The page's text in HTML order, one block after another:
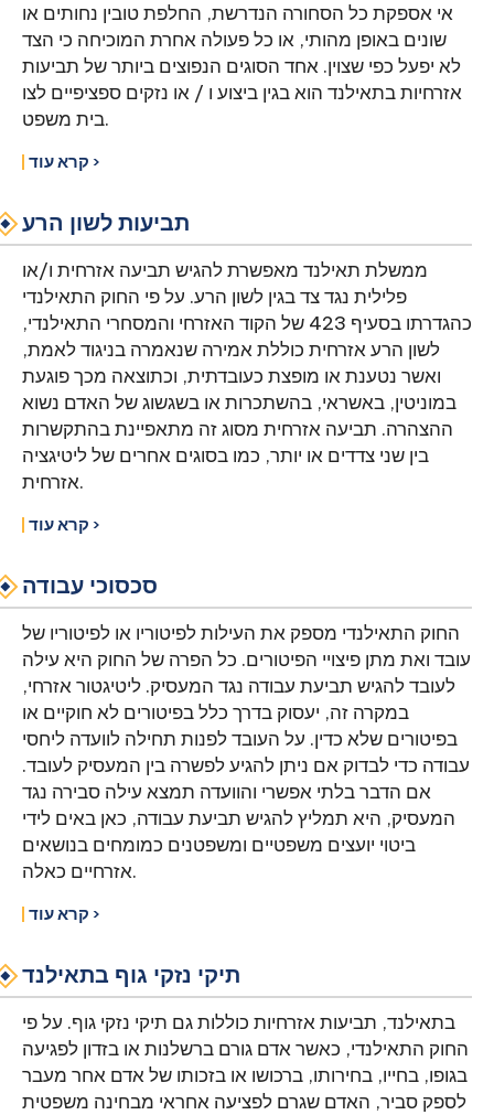
אי אספקת כל הסחורה הנדרשת, החלפת טובין נחותים או
שונים באופן מהותי, או כל פעולה אחרת המוכיחה כי הצד
לא יפעל כפי שצוין. אחד הסוגים הנפוצים ביותר של תביעות
אזרחיות בתאילנד הוא בגין ביצוע ו / או נזקים ספציפיים לצו
בית משפט.
קרא עוד ›
תביעות לשון הרע
ממשלת תאילנד מאפשרת להגיש תביעה אזרחית ו/או
פלילית נגד צד בגין לשון הרע. על פי החוק התאילנדי
כהגדרתו בסעיף 423 של הקוד האזרחי והמסחרי התאילנדי,
לשון הרע אזרחית כוללת אמירה שנאמרה בניגוד לאמת,
ואשר נטענת או מופצת כעובדתית, וכתוצאה מכך פוגעת
במוניטין, באשראי, בהשתכרות או בשגשוג של האדם נשוא
ההצהרה. תביעה אזרחית מסוג זה מתאפיינת בהתקשרות
בין שני צדדים או יותר, כמו בסוגים אחרים של ליטיגציה
אזרחית.
קרא עוד ›
סכסוכי עבודה
החוק התאילנדי מספק את העילות לפיטוריו או לפיטוריו של
עובד ואת מתן פיצויי הפיטורים. כל הפרה של החוק היא עילה
לעובד להגיש תביעת עבודה נגד המעסיק. ליטיגטור אזרחי,
במקרה זה, יעסוק בדרך כלל בפיטורים לא חוקיים או
בפיטורים שלא כדין. על העובד לפנות תחילה לוועדה ליחסי
עבודה כדי לבדוק אם ניתן להגיע לפשרה בין המעסיק לעובד.
אם הדבר בלתי אפשרי והוועדה תמצא עילה סבירה נגד
המעסיק, היא תמליץ להגיש תביעת עבודה, כאן באים לידי
ביטוי יועצים משפטיים ומשפטנים כמומחים בנושאים
אזרחיים כאלה.
קרא עוד ›
תיקי נזקי גוף בתאילנד
בתאילנד, תביעות אזרחיות כוללות גם תיקי נזקי גוף. על פי
החוק התאילנדי, כאשר אדם גורם ברשלנות או בזדון לפגיעה
בגופו, בחייו, בחירותו, ברכושו או בזכותו של אדם אחר מעבר
לספק סביר, האדם שגרם לפציעה אחראי מבחינה משפטית